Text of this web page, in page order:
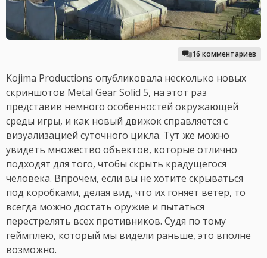
16 комментариев
Kojima Productions опубликовала несколько новых
скриншотов Metal Gear Solid 5, на этот раз
представив немного особенностей окружающей
среды игры, и как новый движок справляется с
визуализацией суточного цикла. Тут же можно
увидеть множество объектов, которые отлично
подходят для того, чтобы скрыть крадущегося
человека. Впрочем, если вы не хотите скрываться
под коробками, делая вид, что их гоняет ветер, то
всегда можно достать оружие и пытаться
перестрелять всех противников. Судя по тому
геймплею, который мы видели раньше, это вполне
возможно.